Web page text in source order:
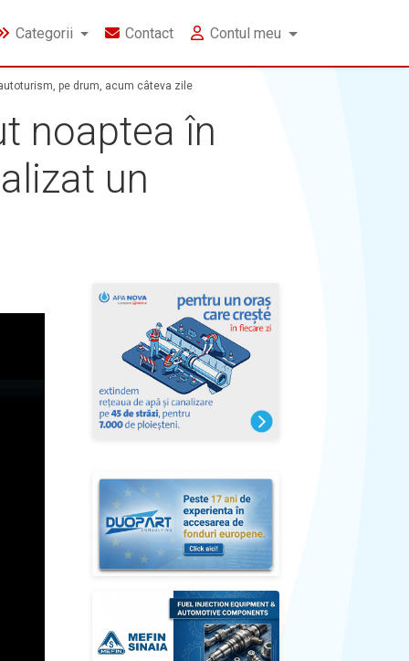
Categorii Contact Contul meu
pe drum, acum câteva zile
noaptea în
un